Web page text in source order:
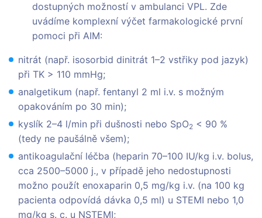
dostupných možností v ambulanci VPL. Zde
uvádíme komplexní výčet farmakologické první
pomoci při AIM:
nitrát (např. isosorbid dinitrát 1–2 vstřiky pod jazyk)
při TK > 110 mmHg;
analgetikum (např. fentanyl 2 ml i.v. s možným
opakováním po 30 min);
kyslík 2–4 l/min při dušnosti nebo SpO2 < 90 %
(tedy ne paušálně všem);
antikoagulační léčba (heparin 70–100 IU/kg i.v. bolus,
cca 2500–5000 j., v případě jeho nedostupnosti
možno použít enoxaparin 0,5 mg/kg i.v. (na 100 kg
pacienta odpovídá dávka 0,5 ml) u STEMI nebo 1,0
mg/kg s. c. u NSTEMI;